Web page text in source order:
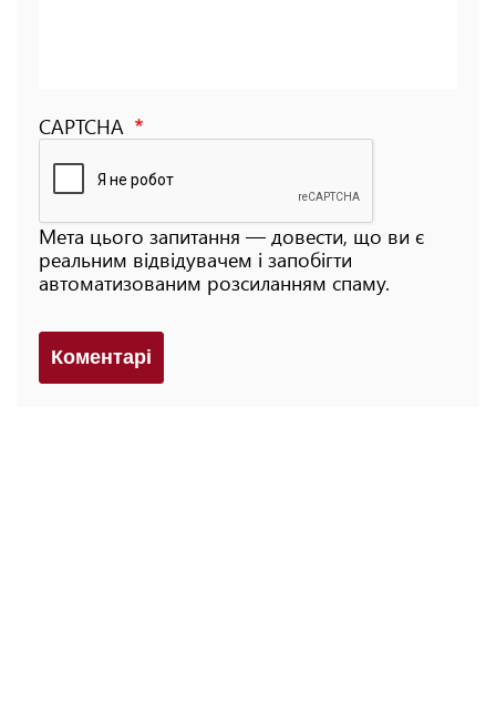
CAPTCHA
Мета цього запитання — довести, що ви є
реальним відвідувачем і запобігти
автоматизованим розсиланням спаму.
Коментарi